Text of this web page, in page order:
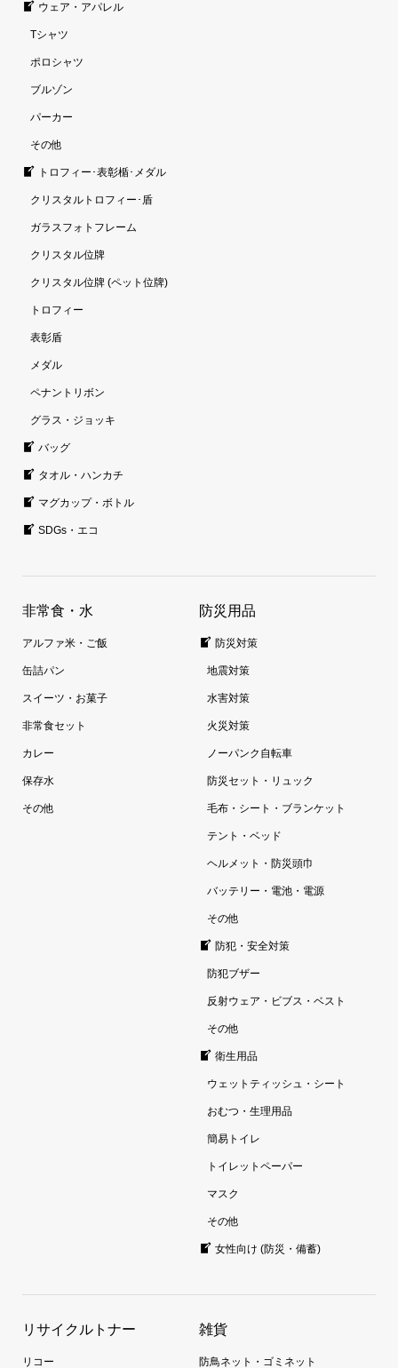
ウェア・アパレル
Tシャツ
ポロシャツ
ブルゾン
パーカー
その他
トロフィー･表彰楯･メダル
クリスタルトロフィー･盾
ガラスフォトフレーム
クリスタル位牌
クリスタル位牌 (ペット位牌)
トロフィー
表彰盾
メダル
ペナントリボン
グラス・ジョッキ
バッグ
タオル・ハンカチ
マグカップ・ボトル
SDGs・エコ
非常食・水
アルファ米・ご飯
缶詰パン
スイーツ・お菓子
非常食セット
カレー
保存水
その他
防災用品
防災対策
地震対策
水害対策
火災対策
ノーパンク自転車
防災セット・リュック
毛布・シート・ブランケット
テント・ベッド
ヘルメット・防災頭巾
バッテリー・電池・電源
その他
防犯・安全対策
防犯ブザー
反射ウェア・ビブス・ベスト
その他
衛生用品
ウェットティッシュ・シート
おむつ・生理用品
簡易トイレ
トイレットペーパー
マスク
その他
女性向け (防災・備蓄)
リサイクルトナー
リコー
雑貨
防鳥ネット・ゴミネット